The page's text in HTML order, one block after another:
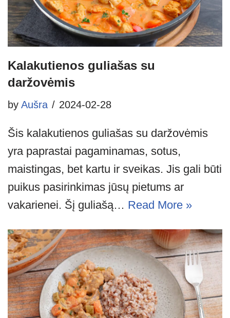
Kalakutienos guliašas su
daržovėmis
by Aušra 2024-02-28
Šis kalakutienos guliašas su daržovėmis
yra paprastai pagaminamas, sotus,
maistingas, bet kartu ir sveikas. Jis gali būti
puikus pasirinkimas jūsų pietums ar
vakarienei. Šį guliašą… Read More »